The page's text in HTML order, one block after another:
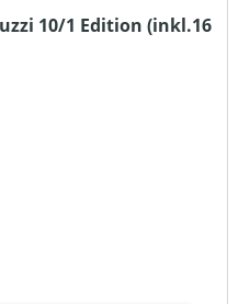
10/1 Edition (inkl.16